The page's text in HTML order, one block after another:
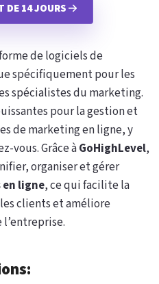
DE 14 JOURS
de logiciels de
spécifiquement pour les
spécialistes du marketing.
pour la gestion et
de marketing en ligne, y
vous. Grâce àGoHighLevel,
organiser et gérer
ligne, ce qui facilite la
clients et améliore
l’entreprise.